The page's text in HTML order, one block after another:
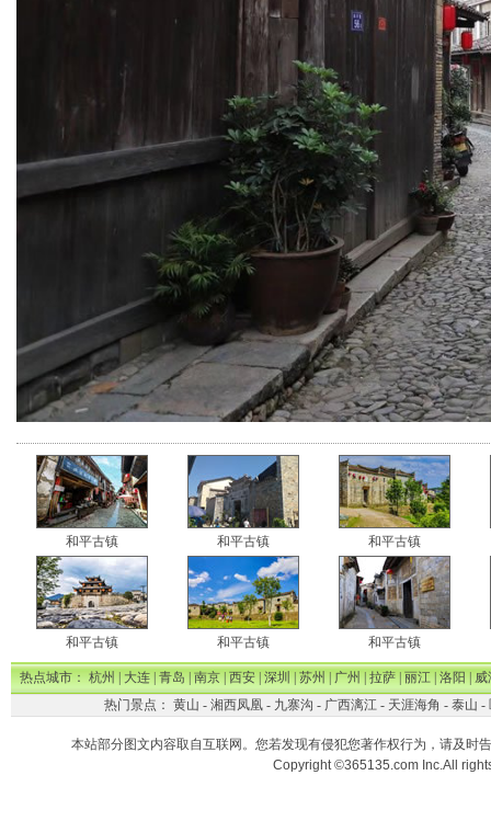
和平古镇 和平古镇 和平古镇
和平古镇 和平古镇 和平古镇
热点城市：杭州|大连|青岛|南京|西安|深圳|苏州|广州|拉萨|丽江|洛阳|威
热门景点： 黄山 - 湘西凤凰- 九寨沟 - 广西漓江- 天涯海角 - 泰山 -
本站部分图文内容取自互联网。您若发现有侵犯您著作权行为，请及时
Copyright ©365135.com Inc.All